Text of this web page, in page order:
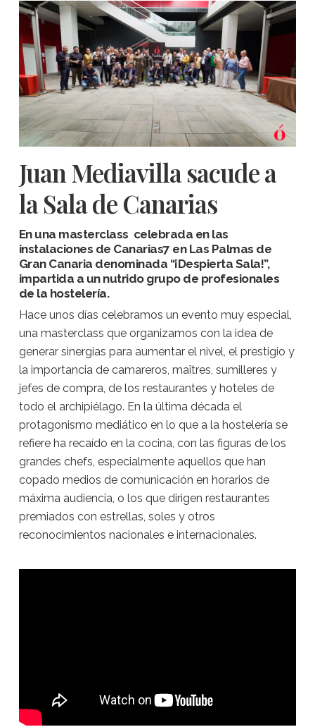
Juan Mediavilla sacude a
la Sala de Canarias
En una masterclass celebrada en las
instalaciones de Canarias7 en Las Palmas de
Gran Canaria denominada “¡Despierta Sala!”,
impartida a un nutrido grupo de profesionales
de la hostelería.
Hace unos días celebramos un evento muy especial,
una masterclass que organizamos con la idea de
generar sinergias para aumentar el nivel, el prestigio y
la importancia de camareros, maîtres, sumilleres y
jefes de compra, de los restaurantes y hoteles de
todo el archipiélago. En la última década el
protagonismo mediático en lo que a la hostelería se
refiere ha recaído en la cocina, con las figuras de los
grandes chefs, especialmente aquellos que han
copado medios de comunicación en horarios de
máxima audiencia, o los que dirigen restaurantes
premiados con estrellas, soles y otros
reconocimientos nacionales e internacionales.